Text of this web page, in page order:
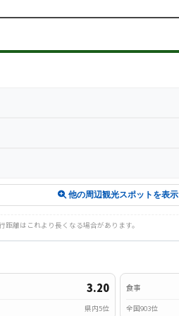
他の周辺観光スポットを表示
離はこれより長くなる場合があります。
3.20
県内5位
食事
全国903位